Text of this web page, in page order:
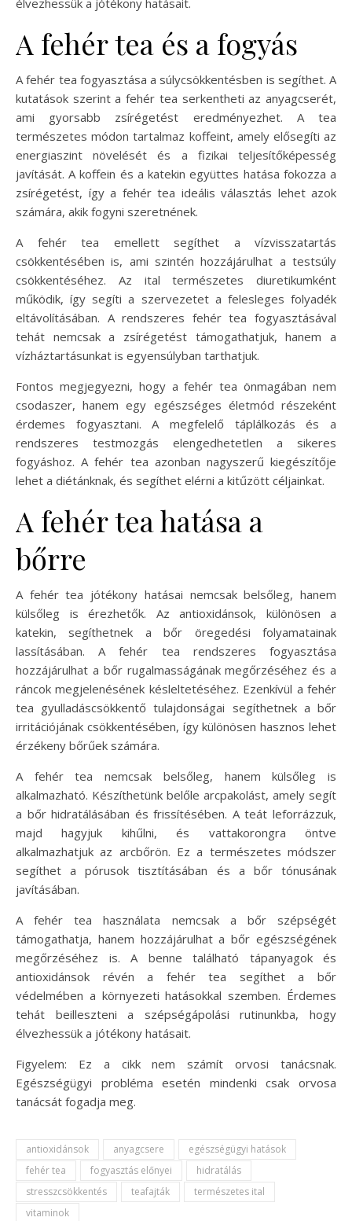
A fehér tea és a fogyás
A fehér tea fogyasztása a súlycsökkentésben is segíthet. A
kutatások szerint a fehér tea serkentheti az anyagcserét,
ami gyorsabb zsírégetést eredményezhet. A tea
természetes módon tartalmaz koffeint, amely elősegíti az
energiaszint növelését és a fizikai teljesítőképesség
javítását. A koffein és a katekin együttes hatása fokozza a
zsírégetést, így a fehér tea ideális választás lehet azok
számára, akik fogyni szeretnének.
A fehér tea emellett segíthet a vízvisszatartás
csökkentésében is, ami szintén hozzájárulhat a testsúly
csökkentéséhez. Az ital természetes diuretikumként
működik, így segíti a szervezetet a felesleges folyadék
eltávolításában. A rendszeres fehér tea fogyasztásával
tehát nemcsak a zsírégetést támogathatjuk, hanem a
vízháztartásunkat is egyensúlyban tarthatjuk.
Fontos megjegyezni, hogy a fehér tea önmagában nem
csodaszer, hanem egy egészséges életmód részeként
érdemes fogyasztani. A megfelelő táplálkozás és a
rendszeres testmozgás elengedhetetlen a sikeres
fogyáshoz. A fehér tea azonban nagyszerű kiegészítője
lehet a diétánknak, és segíthet elérni a kitűzött céljainkat.
A fehér tea hatása a
bőrre
A fehér tea jótékony hatásai nemcsak belsőleg, hanem
külsőleg is érezhetők. Az antioxidánsok, különösen a
katekin, segíthetnek a bőr öregedési folyamatainak
lassításában. A fehér tea rendszeres fogyasztása
hozzájárulhat a bőr rugalmasságának megőrzéséhez és a
ráncok megjelenésének késleltetéséhez. Ezenkívül a fehér
tea gyulladáscsökkentő tulajdonságai segíthetnek a bőr
irritációjának csökkentésében, így különösen hasznos lehet
érzékeny bőrűek számára.
A fehér tea nemcsak belsőleg, hanem külsőleg is
alkalmazható. Készíthetünk belőle arcpakolást, amely segít
a bőr hidratálásában és frissítésében. A teát leforrázzuk,
majd hagyjuk kihűlni, és vattakorongra öntve
alkalmazhatjuk az arcbőrön. Ez a természetes módszer
segíthet a pórusok tisztításában és a bőr tónusának
javításában.
A fehér tea használata nemcsak a bőr szépségét
támogathatja, hanem hozzájárulhat a bőr egészségének
megőrzéséhez is. A benne található tápanyagok és
antioxidánsok révén a fehér tea segíthet a bőr
védelmében a környezeti hatásokkal szemben. Érdemes
tehát beilleszteni a szépségápolási rutinunkba, hogy
élvezhessük a jótékony hatásait.
Figyelem: Ez a cikk nem számít orvosi tanácsnak.
Egészségügyi probléma esetén mindenki csak orvosa
tanácsát fogadja meg.
antioxidánsok anyagcsere
egészségügyi hatások
fehér tea
fogyasztás előnyei
hidratálás
stresszcsökkentés
teafajták
természetes ital
vitaminok